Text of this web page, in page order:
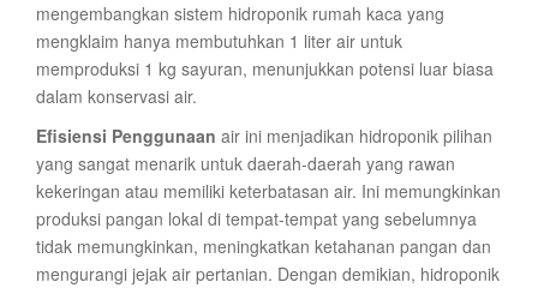
mengembangkan sistem hidroponik rumah kaca yang
mengklaim hanya membutuhkan 1 liter air untuk
memproduksi 1 kg sayuran, menunjukkan potensi luar biasa
dalam konservasi air.
Efisiensi Penggunaan air ini menjadikan hidroponik pilihan
yang sangat menarik untuk daerah-daerah yang rawan
kekeringan atau memiliki keterbatasan air. Ini memungkinkan
produksi pangan lokal di tempat-tempat yang sebelumnya
tidak memungkinkan, meningkatkan ketahanan pangan dan
mengurangi jejak air pertanian. Dengan demikian, hidroponik